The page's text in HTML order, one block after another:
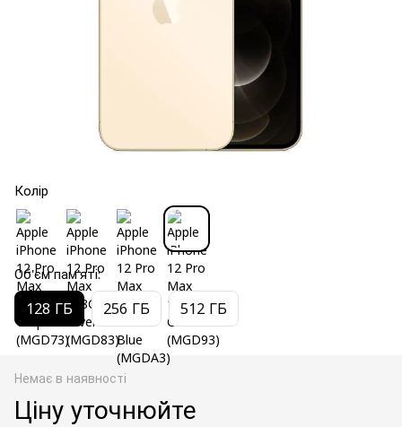
Колір
Об'єм пам'яті:
128 ГБ 256 ГБ 512 ГБ
Немає в наявності
Ціну уточнюйте